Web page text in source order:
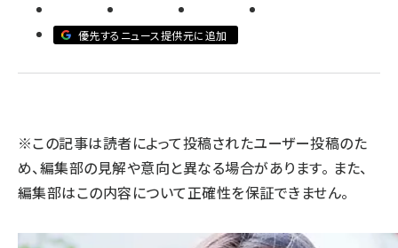
meo (1277)
llmo (1166)
優先するニュース提供元に追加
※この記事は読者によって投稿されたユーザー投稿のた
め、編集部の見解や意向と異なる場合があります。 また、
編集部はこの内容について正確性を保証できません。